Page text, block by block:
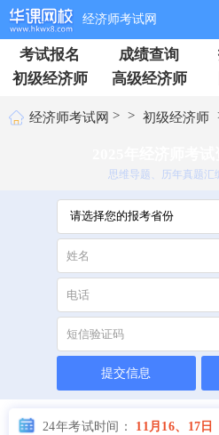
经济师考试网
考试报名 成绩查询
初级经济师
高级经济师
经济师考试网 > > 初级经济师
思维导题、历年真题汇
提交信息
24年考试时间： 11月16、17日